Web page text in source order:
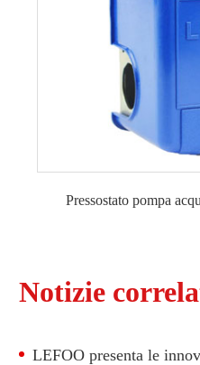
Pressostato pompa
Notizie
LEFOO presenta le